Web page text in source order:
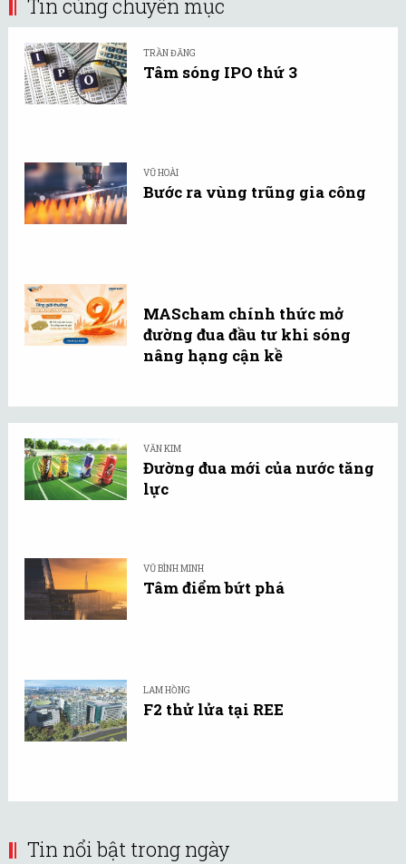
Tin cùng chuyên mục
TRẦN ĐĂNG
Tâm sóng IPO thứ 3
VŨ HOÀI
Bước ra vùng trũng gia công
MAScham chính thức mở
đường đua đầu tư khi sóng
nâng hạng cận kề
VĂN KIM
Đường đua mới của nước tăng
lực
VŨ BÌNH MINH
Tâm điểm bứt phá
LAM HỒNG
F2 thử lửa tại REE
Tin nổi bật trong ngày